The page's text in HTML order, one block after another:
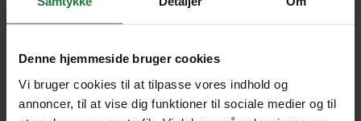
Denne hjemmeside bruger cookies
Vi bruger cookies til at tilpasse vores indhold og
annoncer, til at vise dig funktioner til sociale medier og til
påkrævet. Stjernegaard anbefaler, at du får råd og
vejledning hos en af landets vaccinationsklinikker